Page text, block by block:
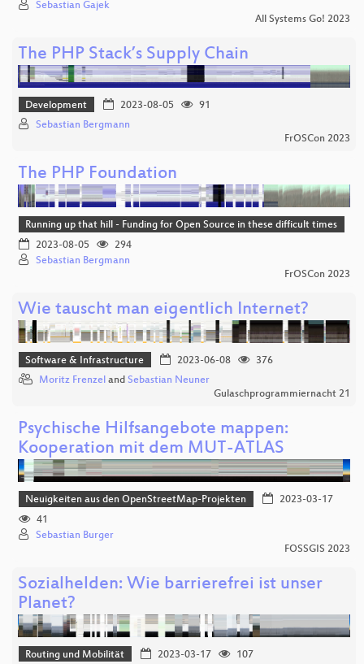
Sebastian Gajek
All Systems Go! 2023
The PHP Stack’s Supply Chain
Development 2023-08-05
91
Sebastian Bergmann
FrOSCon 2023
The PHP Foundation
Running up that hill - Funding for Open Source in these difficult times
2023-08-05
294
Sebastian Bergmann
FrOSCon 2023
Wie tauscht man eigentlich Internet?
Software & Infrastructure 2023-06-08
376
Moritz Frenzel and Sebastian Neuner
Gulaschprogrammiernacht 21
Psychische Hilfsangebote mappen:
Kooperation mit dem MUT-ATLAS
Neuigkeiten aus den OpenStreetMap-Projekten
2023-03-17
41
Sebastian Burger
FOSSGIS 2023
Sozialhelden: Wie barrierefrei ist unser
Planet?
Routing und Mobilität 2023-03-17
107